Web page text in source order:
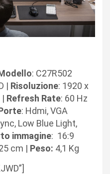
: C27R502
| Risoluzione: 1920 x
| Refresh Rate: 60 Hz
: Hdmi, VGA
Low Blue Light,
immagine: 16:9
cm | Peso: 4,1 Kg